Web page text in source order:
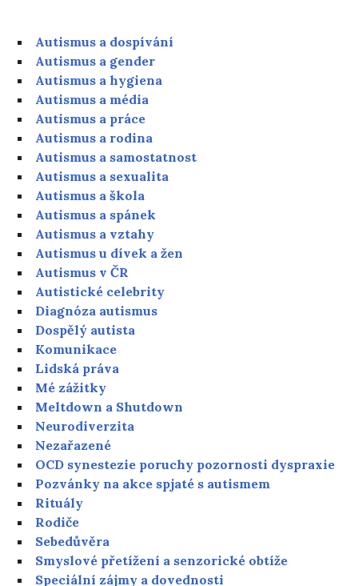
Autismus a dospívání
Autismus a gender
Autismus a hygiena
Autismus a média
Autismus a práce
Autismus a rodina
Autismus a samostatnost
Autismus a sexualita
Autismus a škola
Autismus a spánek
Autismus a vztahy
Autismus u dívek a žen
Autismus v ČR
Autistické celebrity
Diagnóza autismus
Dospělý autista
Komunikace
Lidská práva
Mé zážitky
Meltdown a Shutdown
Neurodiverzita
Nezařazené
OCD synestezie poruchy pozornosti dyspraxie
Pozvánky na akce spjaté s autismem
Rituály
Rodiče
Sebedůvěra
Smyslové přetížení a senzorické obtíže
Speciální zájmy a dovednosti